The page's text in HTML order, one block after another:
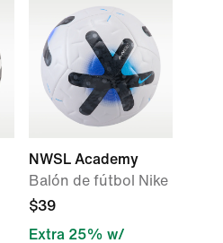
NWSL Academy
Balón de fútbol Nike
$39
Extra 25% w/